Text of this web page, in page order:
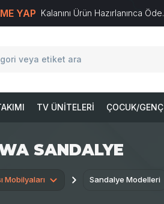
YAP Kalanını Ürün Hazırlanınca Öde.
TV ÜNITELERI ÇOCUK/GENÇ
SANDALYE
Mobilyaları Sandalye Modelleri
E-TicaretSistemleriyle Hazırlanmıştır.